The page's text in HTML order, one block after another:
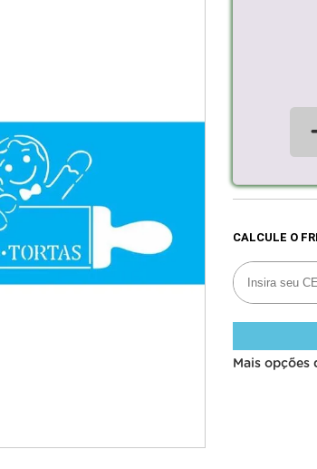
Mais opções